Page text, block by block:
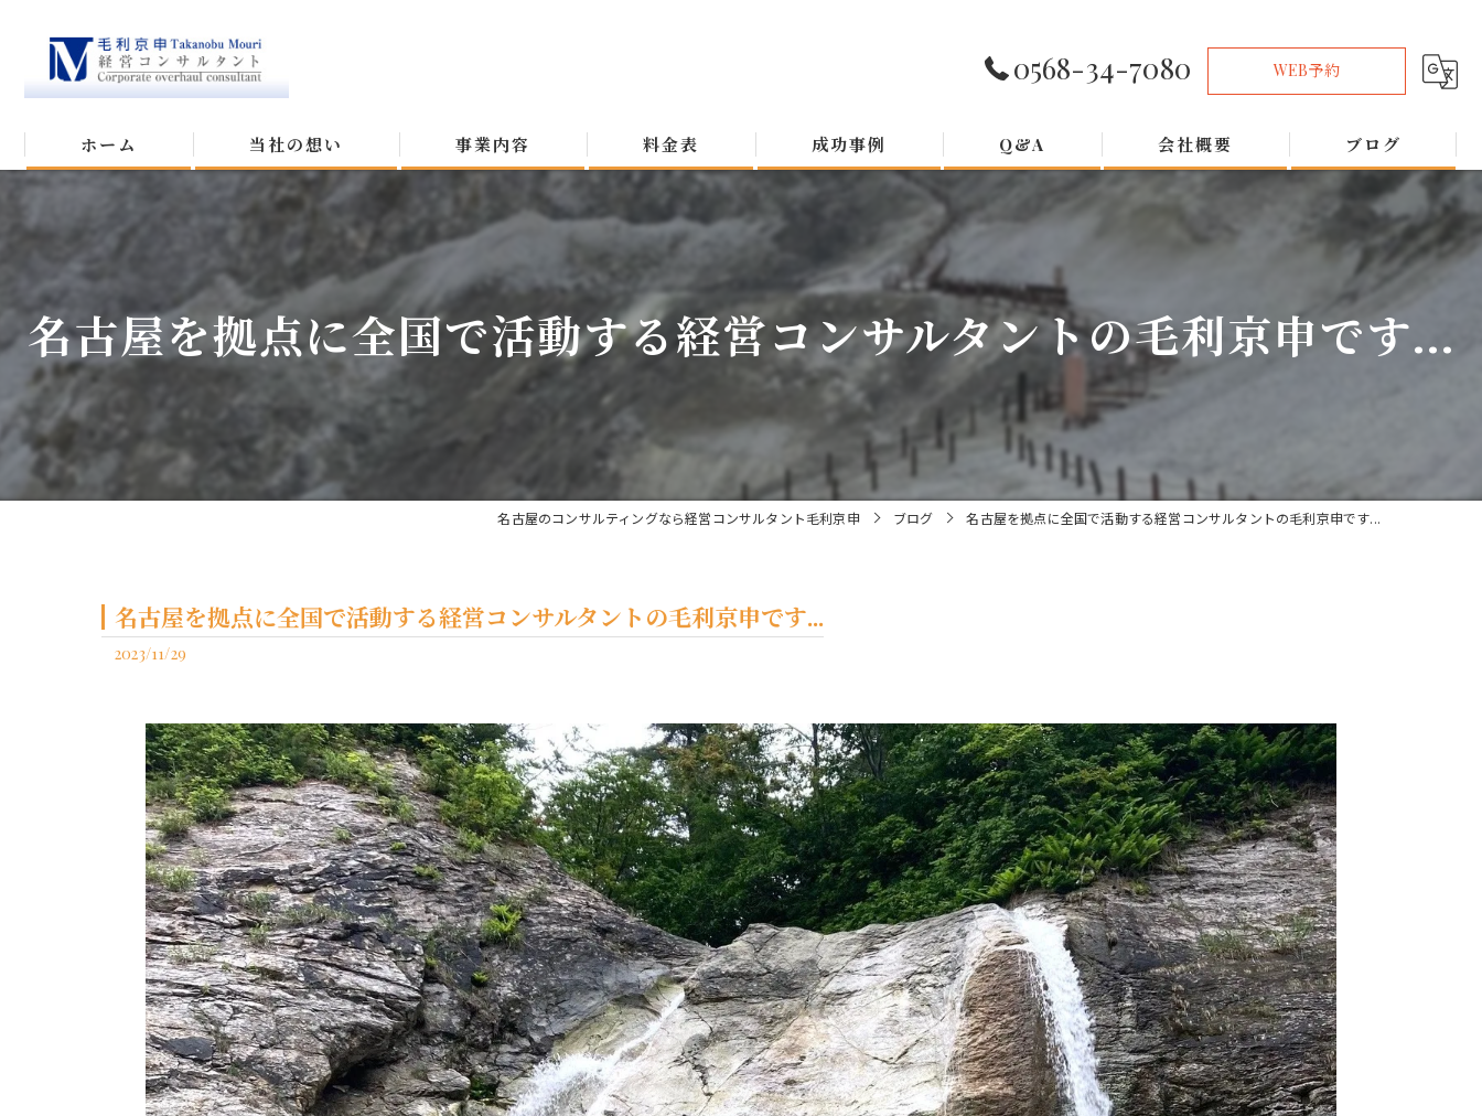
0568-34-7080 WEB予約
ホーム 当社の想い 事業内容 料金表 成功事例 Q&A 会社概要 ブログ
名古屋を拠点に全国で活動する経営コンサルタントの毛利京申です...
名古屋のコンサルティングなら経営コンサルタント毛利京申 ブログ 名古屋を拠点に全国で活動する経営コンサルタントの毛利京申です...
名古屋を拠点に全国で活動する経営コンサルタントの毛利京申です...
2023/11/29